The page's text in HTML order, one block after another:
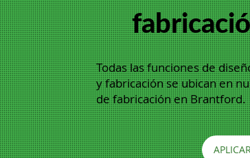
Todas las funciones de
y fabricación se ubican en
de fabricación en Brantford.